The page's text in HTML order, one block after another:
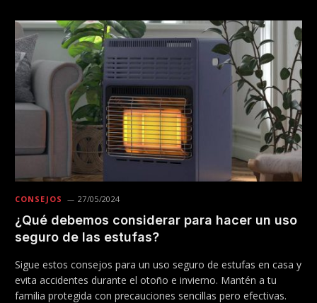
CONSEJOS 27/05/2024
¿Qué debemos considerar para hacer un uso
seguro de las estufas?
Sigue estos consejos para un uso seguro de estufas en casa y
evita accidentes durante el otoño e invierno. Mantén a tu
familia protegida con precauciones sencillas pero efectivas.